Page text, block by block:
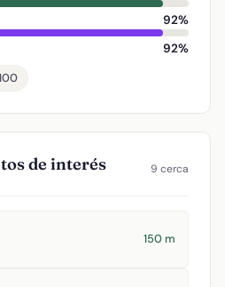
92%
92%
de interés 9 cerca
150 m